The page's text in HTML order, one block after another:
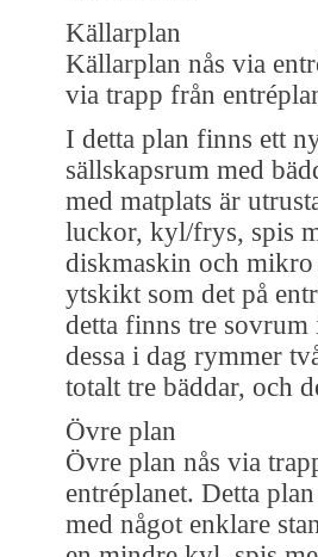
Källarplan
Källarplan nås via
via trapp från
I detta plan finns ett
sällskapsrum med
med matplats är
luckor, kyl/frys, spis
diskmaskin och
ytskikt som det på
detta finns tre
dessa i dag rymmer
totalt tre bäddar, och
Övre plan
Övre plan nås via
entréplanet. Detta
med något enklare